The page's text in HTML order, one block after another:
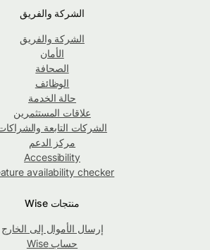
الشركة والفريق
الشركة والفريق
الأمان
الصحافة
الوظائف
حالة الخدمة
علاقات المستثمرين
الشركات التابعة والشراكات
مركز الدعم
Accessibility
Feature availability checker
منتجات Wise
إرسال الأموال إلى الخارج
حساب Wise